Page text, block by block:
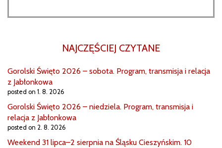
NAJCZĘŚCIEJ CZYTANE
Gorolski Święto 2026 – sobota. Program, transmisja i relacja
z Jabłonkowa
posted on 1. 8. 2026
Gorolski Święto 2026 – niedziela. Program, transmisja i
relacja z Jabłonkowa
posted on 2. 8. 2026
Weekend 31 lipca–2 sierpnia na Śląsku Cieszyńskim. 10